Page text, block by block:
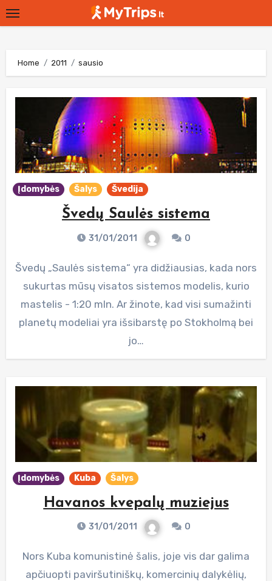
Skip
to
Home 2011 sausio
Įdomybės Šalys Švedija
Švedų Saulės sistema
31/01/2011 0
Švedų „Saulės sistema“ yra didžiausias, kada nors
sukurtas mūsų visatos sistemos modelis, kurio
mastelis - 1:20 mln. Ar žinote, kad visi sumažinti
planetų modeliai yra išsibarstę po Stokholmą bei
jo…
Įdomybės Kuba Šalys
Havanos kvepalų muziejus
31/01/2011 0
Nors Kuba komunistinė šalis, joje vis dar galima
apčiuopti paviršutiniškų, komercinių dalykėlių,